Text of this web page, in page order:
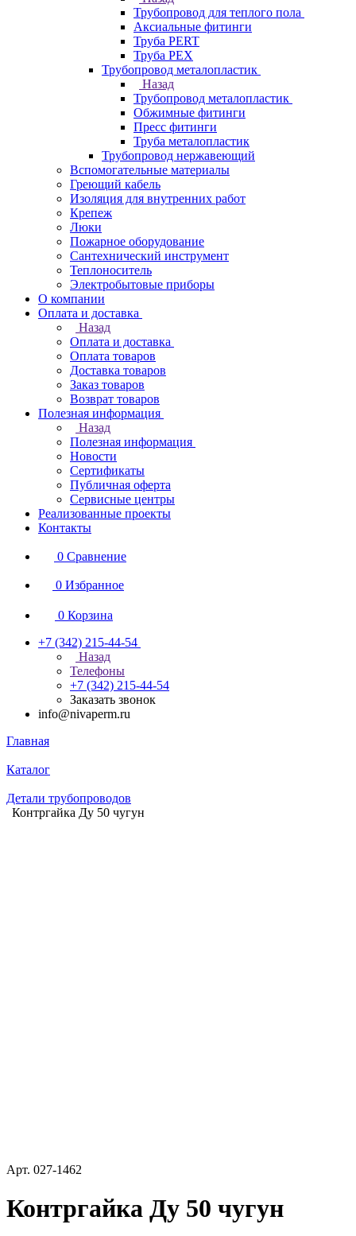
Трубопровод для теплого пола
Аксиальные фитинги
Труба PERT
Труба PEX
Трубопровод металопластик
Назад
Трубопровод металопластик
Обжимные фитинги
Пресс фитинги
Труба металопластик
Трубопровод нержавеющий
Вспомогательные материалы
Греющий кабель
Изоляция для внутренних работ
Крепеж
Люки
Пожарное оборудование
Сантехнический инструмент
Теплоноситель
Электробытовые приборы
О компании
Оплата и доставка
Назад
Оплата и доставка
Оплата товаров
Доставка товаров
Заказ товаров
Возврат товаров
Полезная информация
Назад
Полезная информация
Новости
Сертификаты
Публичная оферта
Сервисные центры
Реализованные проекты
Контакты
0 Сравнение
0 Избранное
0 Корзина
+7 (342) 215-44-54
Назад
Телефоны
+7 (342) 215-44-54
Заказать звонок
info@nivaperm.ru
Главная
Каталог
Детали трубопроводов
Контргайка Ду 50 чугун
Арт. 027-1462
Контргайка Ду 50 чугун